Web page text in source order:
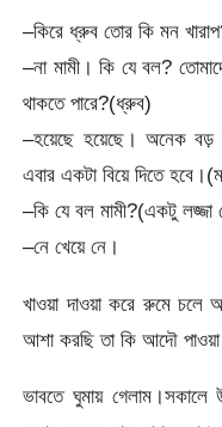
–কিরে ধ্রুব তোর কি মন
–না মামী। কি যে বল?
থাকতে পারে?(ধ্রুব)
–হয়েছে হয়েছে। অনেক বড়
এবার একটা বিয়ে দিতে
–কি যে বল মামী?(একটু লজ্জা
–নে খেয়ে নে।
খাওয়া দাওয়া করে রুমে
আশা করছি তা কি আদৌ
ভাবতে ঘুমায়